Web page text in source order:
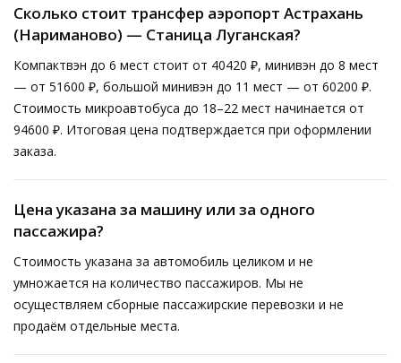
Сколько стоит трансфер аэропорт Астрахань
(Нариманово) — Станица Луганская?
Компактвэн до 6 мест стоит от 40420 ₽, минивэн до 8 мест
— от 51600 ₽, большой минивэн до 11 мест — от 60200 ₽.
Стоимость микроавтобуса до 18–22 мест начинается от
94600 ₽. Итоговая цена подтверждается при оформлении
заказа.
Цена указана за машину или за одного
пассажира?
Стоимость указана за автомобиль целиком и не
умножается на количество пассажиров. Мы не
осуществляем сборные пассажирские перевозки и не
продаём отдельные места.